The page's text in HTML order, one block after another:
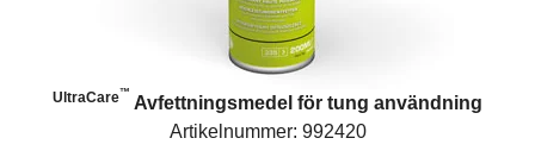
UltraCare™ Avfettningsmedel för tung användning
Artikelnummer: 992420